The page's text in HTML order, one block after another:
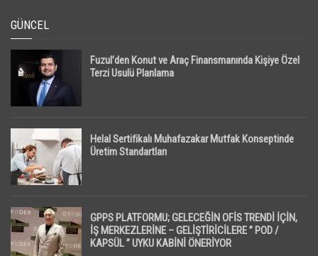
GÜNCEL
Fuzul’den Konut ve Araç Finansmanında Kişiye Özel
Terzi Usulü Planlama
Helal Sertifikalı Muhafazakar Mutfak Konseptinde
Üretim Standartları
GPPS PLATFORMU; GELECEĞİN OFİS TRENDİ İÇİN,
İŞ MERKEZLERİNE – GELİŞTİRİCİLERE ” POD /
KAPSÜL ” UYKU KABİNİ ÖNERİYOR